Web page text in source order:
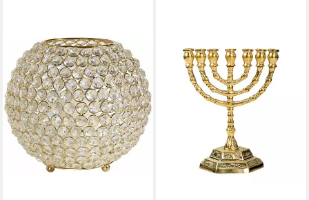
NKLAUS
Kerzenhalter Menora
Leuchter aus Messing Massiv
Vergoldet Höhe 13cm
Kerzenhalter Ha
lieferbar - in 3-4 Werktagen bei dir